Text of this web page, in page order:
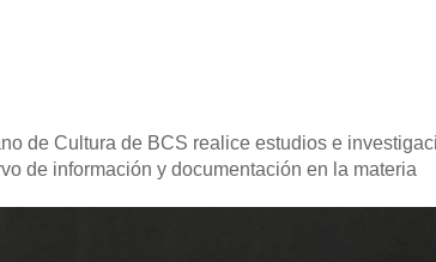
de Cultura de BCS realice estudios e
de información y documentación en la materia